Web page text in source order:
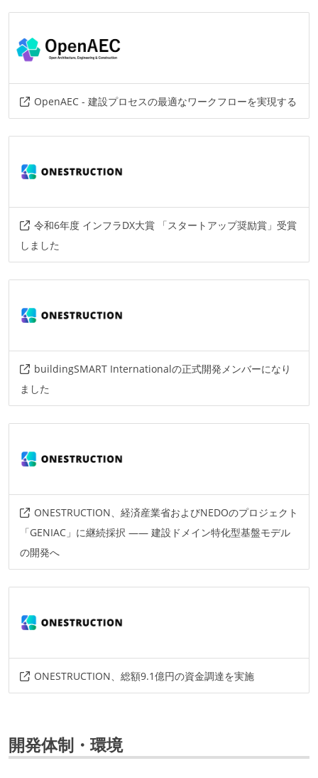
github
情報共有ツール
notion
AIツール
claude
codex cursor
supabase
linear
protobuf
github-actions
その他、現場で使われている技術
python
c++ c#
unreal-engine
OpenAEC - 建設プロセスの最適なワークフローを実現する
令和6年度 インフラDX大賞 「スタートアップ奨励賞」受賞
しました
buildingSMART Internationalの正式開発メンバーになり
ました
ONESTRUCTION、経済産業省およびNEDOのプロジェクト
「GENIAC」に継続採択 —— 建設ドメイン特化型基盤モデル
の開発へ
ONESTRUCTION、総額9.1億円の資金調達を実施
開発体制・環境